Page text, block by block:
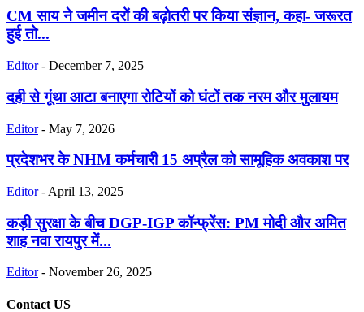
CM साय ने जमीन दरों की बढ़ोतरी पर किया संज्ञान, कहा- जरूरत
हुई तो...
Editor - December 7, 2025
दही से गूंथा आटा बनाएगा रोटियों को घंटों तक नरम और मुलायम
Editor - May 7, 2026
प्रदेशभर के NHM कर्मचारी 15 अप्रैल को सामूहिक अवकाश पर
Editor - April 13, 2025
कड़ी सुरक्षा के बीच DGP-IGP कॉन्फ्रेंस: PM मोदी और अमित
शाह नवा रायपुर में...
Editor - November 26, 2025
Contact US